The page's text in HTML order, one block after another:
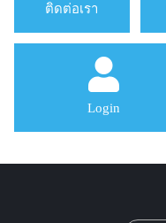
ติดต่อเรา
Login